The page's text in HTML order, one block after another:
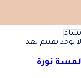
نساء
لا يوجد تقييم بعد
لمسة نورة